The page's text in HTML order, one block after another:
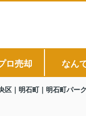
ロ売却 なん
区｜明石町｜明石町パー